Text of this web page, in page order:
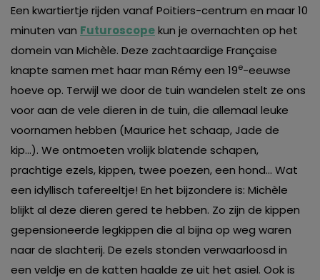
van derde partijen om gepersonaliseerde advertenties te
tonen en/of de inhoud van de advertenties op je
voorkeuren af te stemmen. Je kunt je voorkeuren
beheren via ‘Zelf instellen’. Klik je op ‘Accepteren en
doorgaan’ dan ga je akkoord met het gebruik van alle
cookies zoals omschreven in onzeCookieverklaring.
Merci!
Een kwartiertje rijden vanaf Poitiers-centrum en maar 10
minuten van Futuroscopekun je overnachten op het
domein van Michèle. Deze zachtaardige Française
knapte samen met haar man Rémy een 19e-eeuwse
hoeve op. Terwijl we door de tuin wandelen stelt ze ons
voor aan de vele dieren in de tuin, die allemaal leuke
voornamen hebben (Maurice het schaap, Jade de
kip…). We ontmoeten vrolijk blatende schapen,
prachtige ezels, kippen, twee poezen, een hond… Wat
een idyllisch tafereeltje! En het bijzondere is: Michèle
blijkt al deze dieren gered te hebben. Zo zijn de kippen
gepensioneerde legkippen die al bijna op weg waren
naar de slachterij. De ezels stonden verwaarloosd in
een veldje en de katten haalde ze uit het asiel. Ook is